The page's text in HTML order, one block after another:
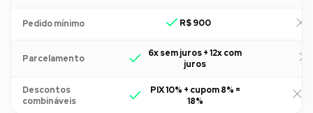
Pedido mínimo R$ 900
Parcelamento
6x sem juros + 12x com
juros
Descontos
combináveis
PIX 10% + cupom 8% =
18%